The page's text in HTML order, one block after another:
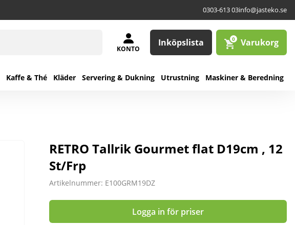
0303-613 03info@jasteko.se
KONTO
Inköpslista 0 Varukorg
Kaffe & Thé Kläder Servering & Dukning Utrustning Maskiner & Beredning
RETRO Tallrik Gourmet flat D19cm , 12
St/Frp
Artikelnummer: E100GRM19DZ
Logga in för priser